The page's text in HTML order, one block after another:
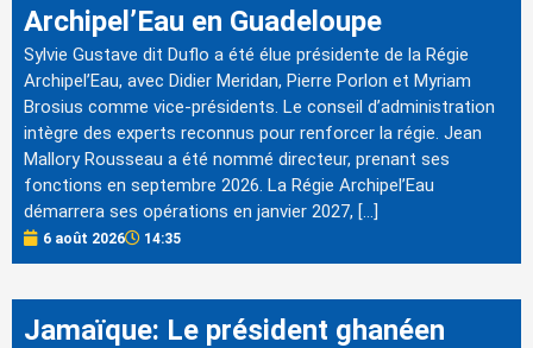
Archipel’Eau en Guadeloupe
Sylvie Gustave dit Duflo a été élue présidente de la Régie
Archipel’Eau, avec Didier Meridan, Pierre Porlon et Myriam
Brosius comme vice-présidents. Le conseil d’administration
intègre des experts reconnus pour renforcer la régie. Jean
Mallory Rousseau a été nommé directeur, prenant ses
fonctions en septembre 2026. La Régie Archipel’Eau
démarrera ses opérations en janvier 2027, […]
6 août 2026 14:35
Jamaïque: Le président ghanéen